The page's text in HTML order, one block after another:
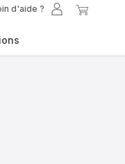
d'aide ?
Mon